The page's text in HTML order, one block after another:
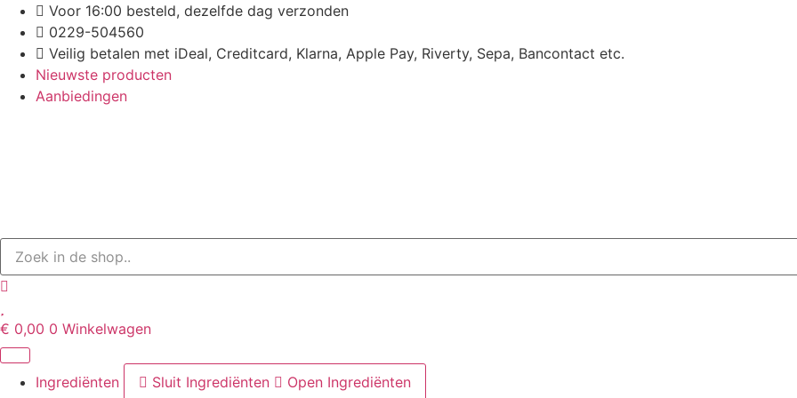
naar
inhoud
Voor 16:00 besteld, dezelfde dag verzonden
0229-504560
Veilig betalen met iDeal, Creditcard, Klarna, Apple Pay, Riverty, Sepa, Bancontact etc.
Nieuwste producten
Aanbiedingen
€ 0,00 0 Winkelwagen
Ingrediënten Sluit Ingrediënten Open Ingrediënten